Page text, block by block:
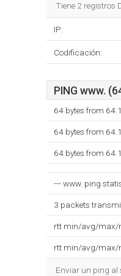
Tiene 2 registros
IP:
Codificación:
PING www.
64 bytes from
64 bytes from
64 bytes from
--- www. ping
3 packets
rtt min/avg/max/
rtt min/avg/max/
Enviar un ping al